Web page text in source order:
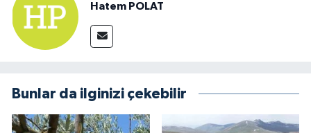
Hatem POLAT
Bunlar da ilginizi çekebilir